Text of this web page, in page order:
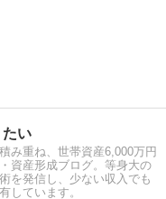
い
み重ね、世帯資産6,000万円
資産形成ブログ。等身大の
を発信し、少ない収入でも
しています。